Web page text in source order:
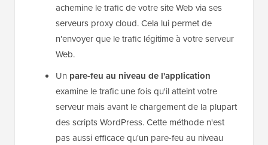
achemine le trafic de votre site Web via ses
serveurs proxy cloud. Cela lui permet de
n'envoyer que le trafic légitime à votre serveur
Web.
Un pare-feu au niveau de l'application
examine le trafic une fois qu'il atteint votre
serveur mais avant le chargement de la plupart
des scripts WordPress. Cette méthode n'est
pas aussi efficace qu'un pare-feu au niveau